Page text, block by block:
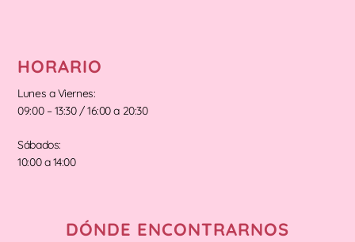
HORARIO
Lunes a Viernes:
09:00 – 13:30 / 16:00 a 20:30
Sábados:
10:00 a 14:00
DÓNDE ENCONTRARNOS